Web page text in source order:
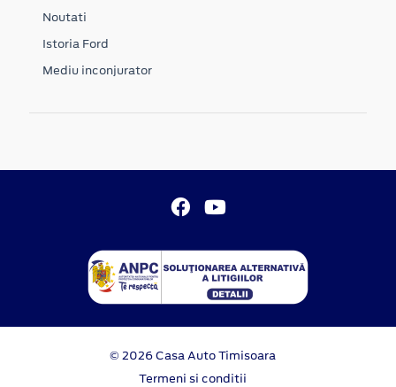
Noutati
Istoria Ford
Mediu inconjurator
© 2026 Casa Auto Timisoara
Termeni si conditii